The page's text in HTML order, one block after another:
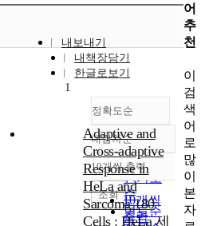
내보내기
내책장담기
한글로보기
정확도순
정확도
순
인기도
순
연도순
내림차순
내림차순
10개씩 출력
10개씩
출력
조회
1
Adaptive and
Cross-adaptive
Response in
HeLa and
Sarcoma 180
Cells : HeLa 세
어
추
천
이
검
색
어
로
많
이
본
자